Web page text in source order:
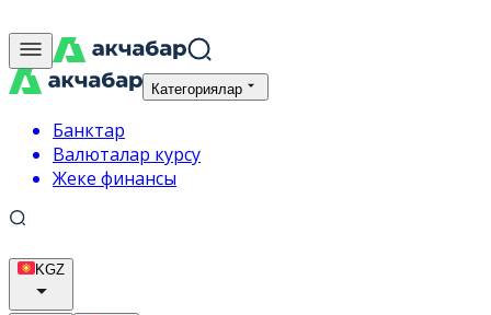
Категориялар
Банктар
Валюталар курсу
Жеке финансы
KGZ